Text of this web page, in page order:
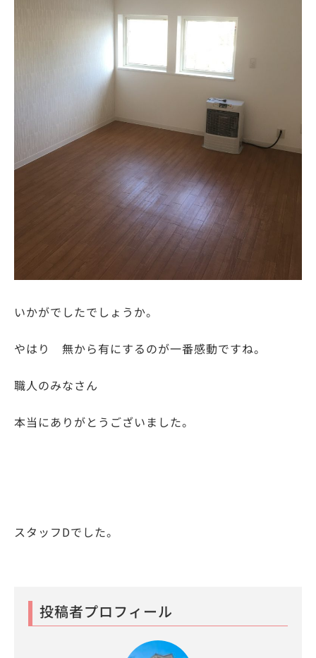
いかがでしたでしょうか。
やはり 無から有にするのが一番感動ですね。
職人のみなさん
本当にありがとうございました。
スタッフDでした。
投稿者プロフィール